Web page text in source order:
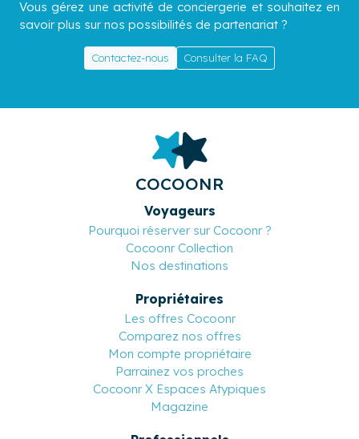
Vous gérez une activité de conciergerie et souhaitez en
savoir plus sur nos possibilités de partenariat ?
Contactez-nous Consulter la FAQ
COCOONR
Voyageurs
Pourquoi réserver sur Cocoonr ?
Cocoonr Collection
Nos destinations
Propriétaires
Les offres Cocoonr
Comparez nos offres
Mon compte propriétaire
Parrainez vos proches
Cocoonr X Espaces Atypiques
Magazine